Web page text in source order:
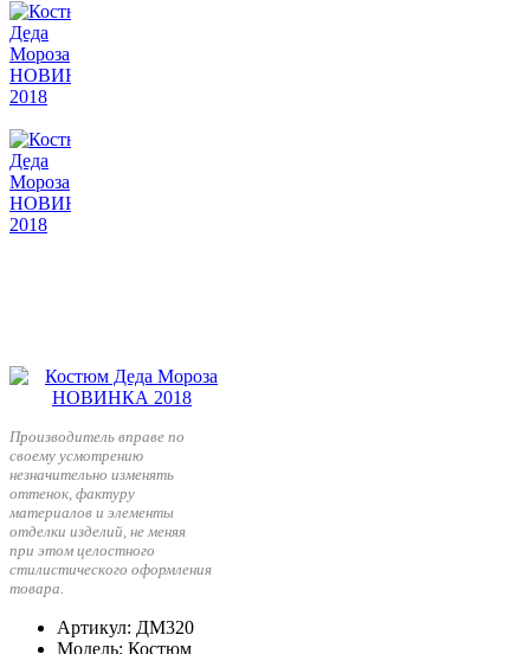
Производитель вправе по
своему усмотрению
незначительно изменять
оттенок, фактуру
материалов и элементы
отделки изделий, не меняя
при этом целостного
стилистического оформления
товара.
Артикул: ДМ320
Модель: Костюм